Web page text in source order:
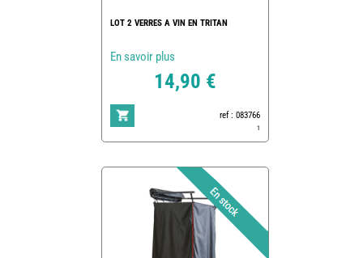
LOT 2 VERRES A VIN EN TRITAN
En savoir plus
14,90 €
ref : 083766
1